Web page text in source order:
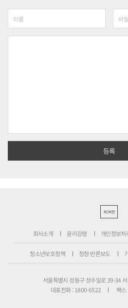
PC버전
회사소개 윤리강령 개인정보처
청소년보호정책 정정·반론보도
서울특별시 성동구 성수일로 39-34
대표전화 : 1800-6522
팩